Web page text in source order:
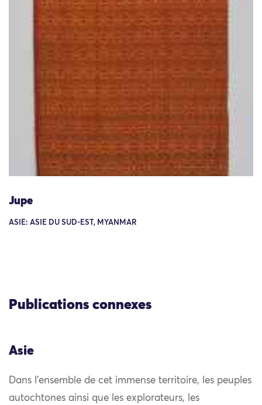
Jupe
ASIE: ASIE DU SUD-EST, MYANMAR
Publications connexes
Asie
Dans l’ensemble de cet immense territoire, les peuples
autochtones ainsi que les explorateurs, les